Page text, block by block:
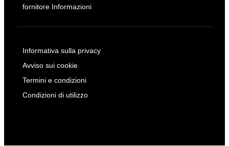
fornitore Informazioni
Informativa sulla privacy
Avviso sui cookie
Termini e condizioni
Condizioni di utilizzo